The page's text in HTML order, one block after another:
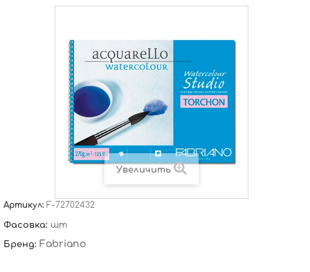
Увеличить
Артикул: F-72702432
Фасовка: шт
Бренд: Fabriano